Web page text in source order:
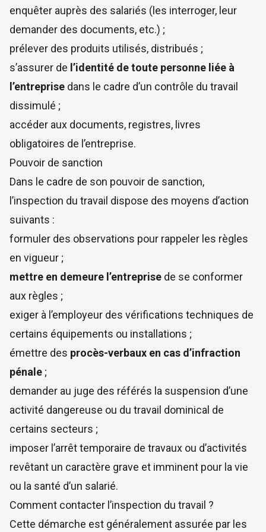
enquêter auprès des salariés (les interroger, leur
demander des documents, etc.) ;
prélever des produits utilisés, distribués ;
s’assurer de l’identité de toute personne liée à
l’entreprise dans le cadre d’un contrôle du travail
dissimulé ;
accéder aux documents, registres, livres
obligatoires de l’entreprise.
Pouvoir de sanction
Dans le cadre de son pouvoir de sanction,
l’inspection du travail dispose des moyens d’action
suivants :
formuler des observations pour rappeler les règles
en vigueur ;
mettre en demeure l’entreprise de se conformer
aux règles ;
exiger à l’employeur des vérifications techniques de
certains équipements ou installations ;
émettre des procès-verbaux en cas d’infraction
pénale ;
demander au juge des référés la suspension d’une
activité dangereuse ou du travail dominical de
certains secteurs ;
imposer l’arrêt temporaire de travaux ou d’activités
revêtant un caractère grave et imminent pour la vie
ou la santé d’un salarié.
Comment contacter l’inspection du travail ?
Cette démarche est généralement assurée par les